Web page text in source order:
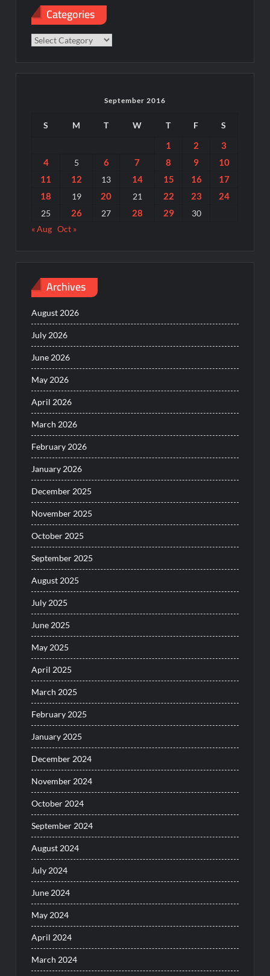
Categories
Categories
September 2016
S M T W T F S
1 2
3
4
5 6 7 8 9
10
11
12 13 14 15 16
17
18
19 20 21 22 23 24
25 26 27 28 29
30
« Aug Oct »
Archives
August 2026
July 2026
June 2026
May 2026
April 2026
March 2026
February 2026
January 2026
December 2025
November 2025
October 2025
September 2025
August 2025
July 2025
June 2025
May 2025
April 2025
March 2025
February 2025
January 2025
December 2024
November 2024
October 2024
September 2024
August 2024
July 2024
June 2024
May 2024
April 2024
March 2024